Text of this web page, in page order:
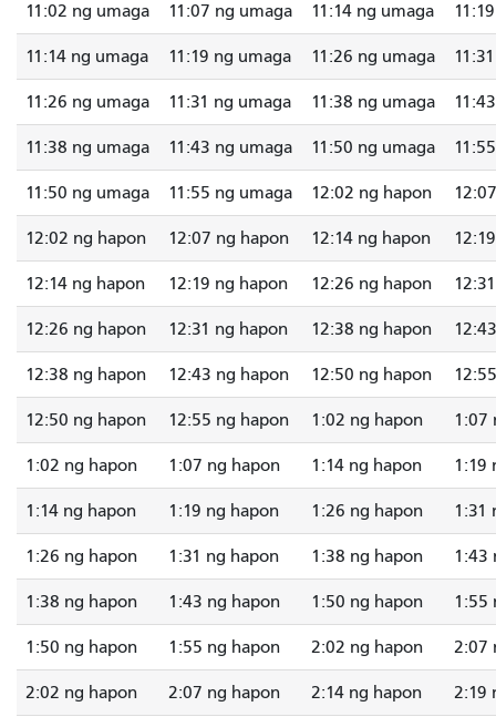
11:02 ng umaga 11:07 ng umaga 11:14 ng umaga
11:14 ng umaga 11:19 ng umaga 11:26 ng umaga
11:26 ng umaga 11:31 ng umaga 11:38 ng umaga
11:38 ng umaga 11:43 ng umaga 11:50 ng umaga
11:50 ng umaga 11:55 ng umaga 12:02 ng hapon
12:02 ng hapon 12:07 ng hapon 12:14 ng hapon
12:14 ng hapon 12:19 ng hapon 12:26 ng hapon
12:26 ng hapon 12:31 ng hapon 12:38 ng hapon
12:38 ng hapon 12:43 ng hapon 12:50 ng hapon
12:50 ng hapon 12:55 ng hapon 1:02 ng hapon 1:07
1:02 ng hapon 1:07 ng hapon 1:14 ng hapon 1:19
1:14 ng hapon 1:19 ng hapon 1:26 ng hapon 1:31
1:26 ng hapon 1:31 ng hapon 1:38 ng hapon 1:43
1:38 ng hapon 1:43 ng hapon 1:50 ng hapon 1:55
1:50 ng hapon 1:55 ng hapon 2:02 ng hapon 2:07
2:02 ng hapon 2:07 ng hapon 2:14 ng hapon 2:19